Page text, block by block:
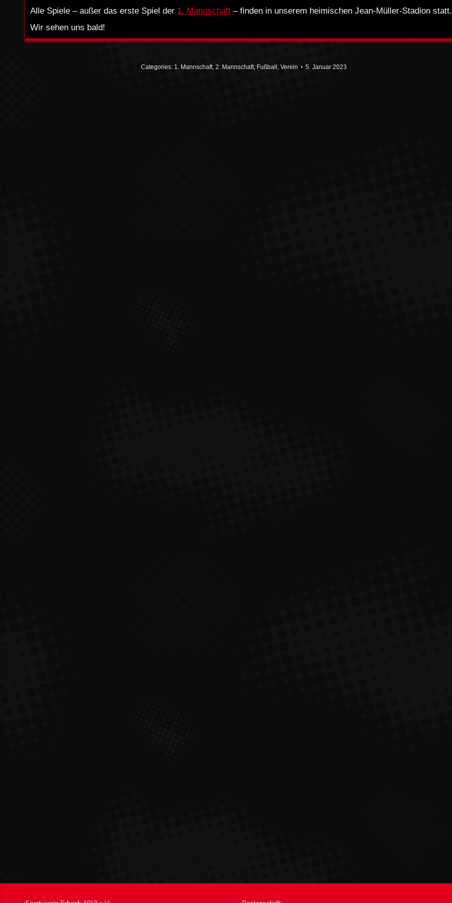
Alle Spiele – außer das erste Spiel der 1. Mannschaft – finden in unserem heimischen Jean-Müller-Stadion statt.
Wir sehen uns bald!
Categories: 1. Mannschaft, 2. Mannschaft, Fußball , Verein 5. Januar 2023